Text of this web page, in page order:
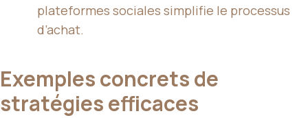
plateformes sociales simplifie le processus
d’achat.
Exemples concrets de
stratégies efficaces